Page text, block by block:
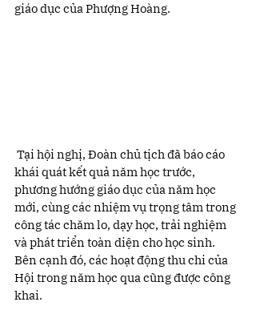
giáo dục của Phượng Hoàng.
Tại hội nghị, Đoàn chủ tịch đã báo cáo
khái quát kết quả năm học trước,
phương hướng giáo dục của năm học
mới, cùng các nhiệm vụ trọng tâm trong
công tác chăm lo, dạy học, trải nghiệm
và phát triển toàn diện cho học sinh.
Bên cạnh đó, các hoạt động thu chi của
Hội trong năm học qua cũng được công
khai.